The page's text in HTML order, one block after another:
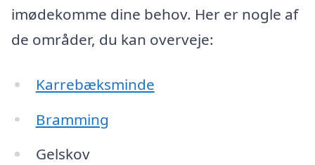
imødekomme dine behov. Her er nogle af
de områder, du kan overveje:
Karrebæksminde
Bramming
Gelskov